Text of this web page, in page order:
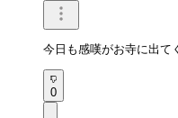
今日も感嘆がお寺に出て
0